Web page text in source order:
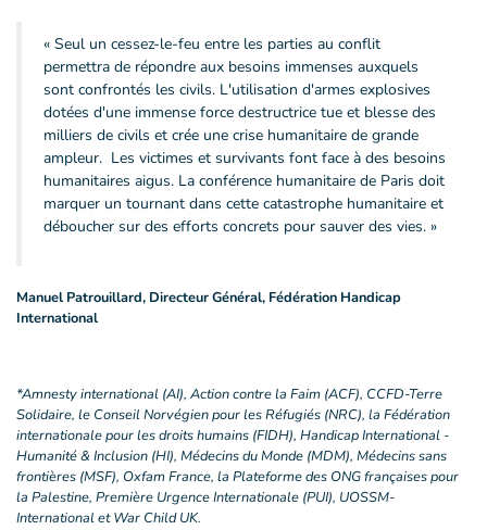
« Seul un cessez-le-feu entre les parties au conflit
permettra de répondre aux besoins immenses auxquels
sont confrontés les civils. L'utilisation d'armes explosives
dotées d'une immense force destructrice tue et blesse des
milliers de civils et crée une crise humanitaire de grande
ampleur. Les victimes et survivants font face à des besoins
humanitaires aigus. La conférence humanitaire de Paris doit
marquer un tournant dans cette catastrophe humanitaire et
déboucher sur des efforts concrets pour sauver des vies. »
Manuel Patrouillard, Directeur Général, Fédération Handicap
International
*Amnesty international (AI), Action contre la Faim (ACF), CCFD-Terre
Solidaire, le Conseil Norvégien pour les Réfugiés (NRC), la Fédération
internationale pour les droits humains (FIDH), Handicap International -
Humanité & Inclusion (HI), Médecins du Monde (MDM), Médecins sans
frontières (MSF), Oxfam France, la Plateforme des ONG françaises pour
la Palestine, Première Urgence Internationale (PUI), UOSSM-
International et War Child UK.